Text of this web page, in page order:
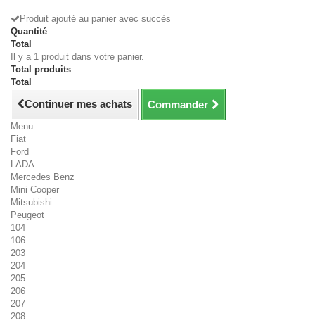
Produit ajouté au panier avec succès
Quantité
Total
Il y a 1 produit dans votre panier.
Total produits
Total
Continuer mes achats Commander
Menu
Fiat
Ford
LADA
Mercedes Benz
Mini Cooper
Mitsubishi
Peugeot
104
106
203
204
205
206
207
208